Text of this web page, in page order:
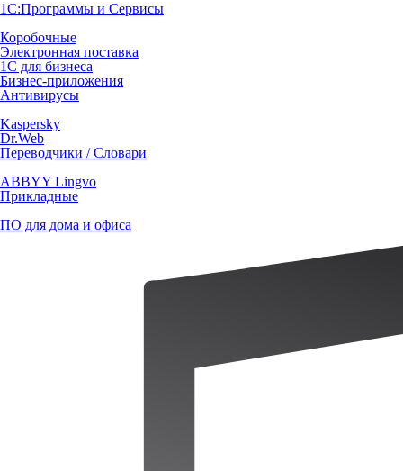
1С:Программы и Сервисы
Коробочные
Электронная поставка
1С для бизнеса
Бизнес-приложения
Антивирусы
Kaspersky
Dr.Web
Переводчики / Словари
ABBYY Lingvo
Прикладные
ПО для дома и офиса